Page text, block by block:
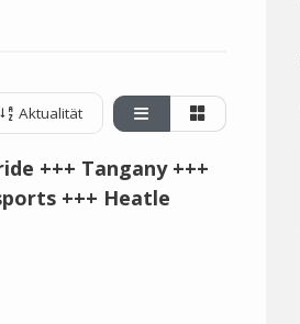
Aktualität